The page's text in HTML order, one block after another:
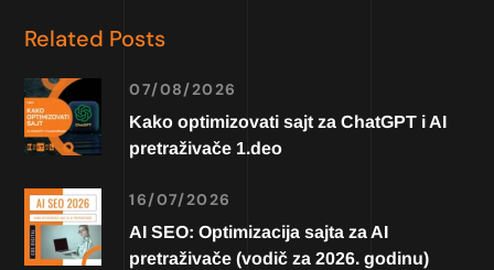
Related Posts
07/08/2026
Kako optimizovati sajt za ChatGPT i AI
pretraživače 1.deo
16/07/2026
AI SEO: Optimizacija sajta za AI
pretraživače (vodič za 2026. godinu)